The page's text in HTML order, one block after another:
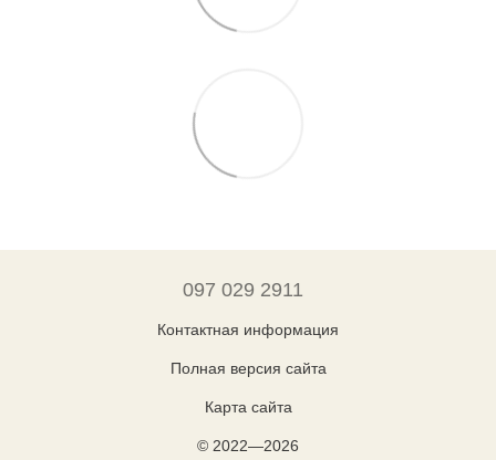
097 029 2911
Контактная информация
Полная версия сайта
Карта сайта
© 2022—2026